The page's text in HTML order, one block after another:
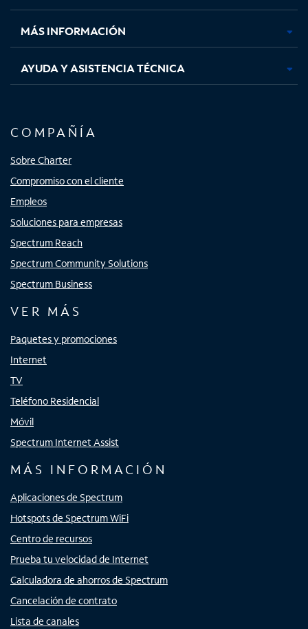
nuevanuevanuevanueva
MÁS INFORMACIÓN
AYUDA Y ASISTENCIA TÉCNICA
COMPAÑÍA
Sobre Charter
Compromiso con el cliente
Empleos
Soluciones para empresas
Spectrum Reach
Spectrum Community Solutions
Spectrum Business
VER MÁS
Paquetes y promociones
Internet
TV
Teléfono Residencial
Móvil
Spectrum Internet Assist
MÁS INFORMACIÓN
Aplicaciones de Spectrum
Hotspots de Spectrum WiFi
Centro de recursos
Prueba tu velocidad de Internet
Calculadora de ahorros de Spectrum
Cancelación de contrato
Lista de canales